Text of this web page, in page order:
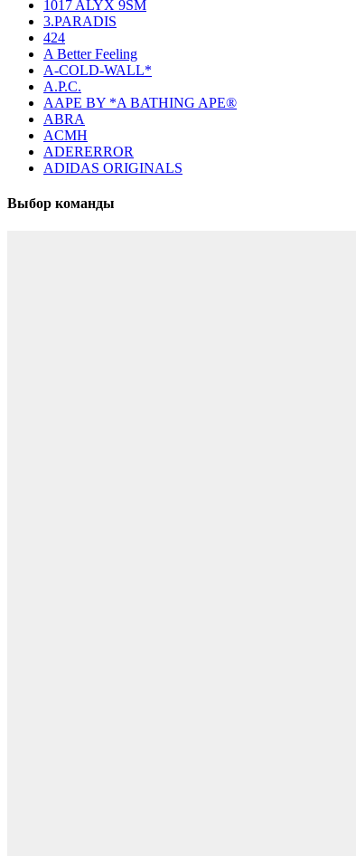
1017 ALYX 9SM
3.PARADIS
424
A Better Feeling
A-COLD-WALL*
A.P.C.
AAPE BY *A BATHING APE®
ABRA
ACMH
ADERERROR
ADIDAS ORIGINALS
Выбор команды